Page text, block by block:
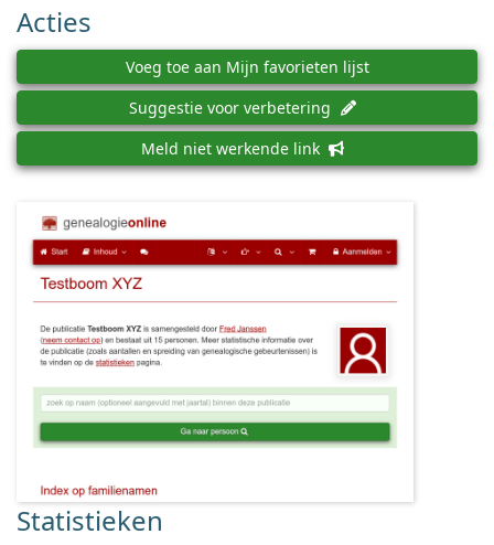
Acties
Voeg toe aan Mijn favorieten lijst
Suggestie voor verbetering
Meld niet werkende link
Statistieken